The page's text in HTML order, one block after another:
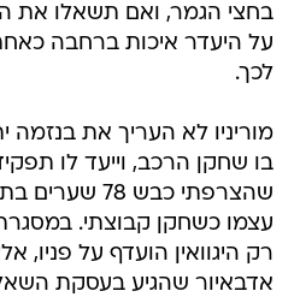
בחצי הגמר, ואם תשאלו את
על היעדר איכות ברחבה
לכך.
מוריניו לא העריך את
בו שחקן הרכב, וייעד לו
שהצרפתי כבש
עצמו כשחקן קבוצתי.
רק היגוואין הועדף על פניו,
אדבאיור שהגיע בעסקת